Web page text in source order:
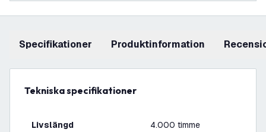
Specifikationer produktinformation
Tekniska specifikationer
Livslängd 4.000 timme